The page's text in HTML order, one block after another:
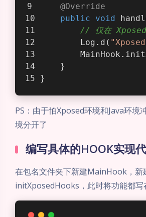
@Override
public
void
// 仅在 Xposed
        Log.d(
    }
}
PS：由于怕Xposed环境和Java环境
境分开了
编写具体的HOOK实现
在包名文件夹下新建MainHook，新
initXposedHooks，此时将功能都写